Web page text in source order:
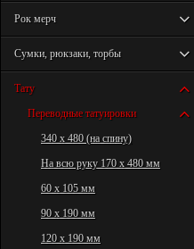
Рок мерч
Сумки, рюкзаки, торбы
Тату
Переводные татуировки
340 х 480 (на спину)
На всю руку 170 х 480 мм
60 х 105 мм
90 х 190 мм
120 х 190 мм